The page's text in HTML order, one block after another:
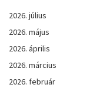
2026. július
2026. május
2026. április
2026. március
2026. február